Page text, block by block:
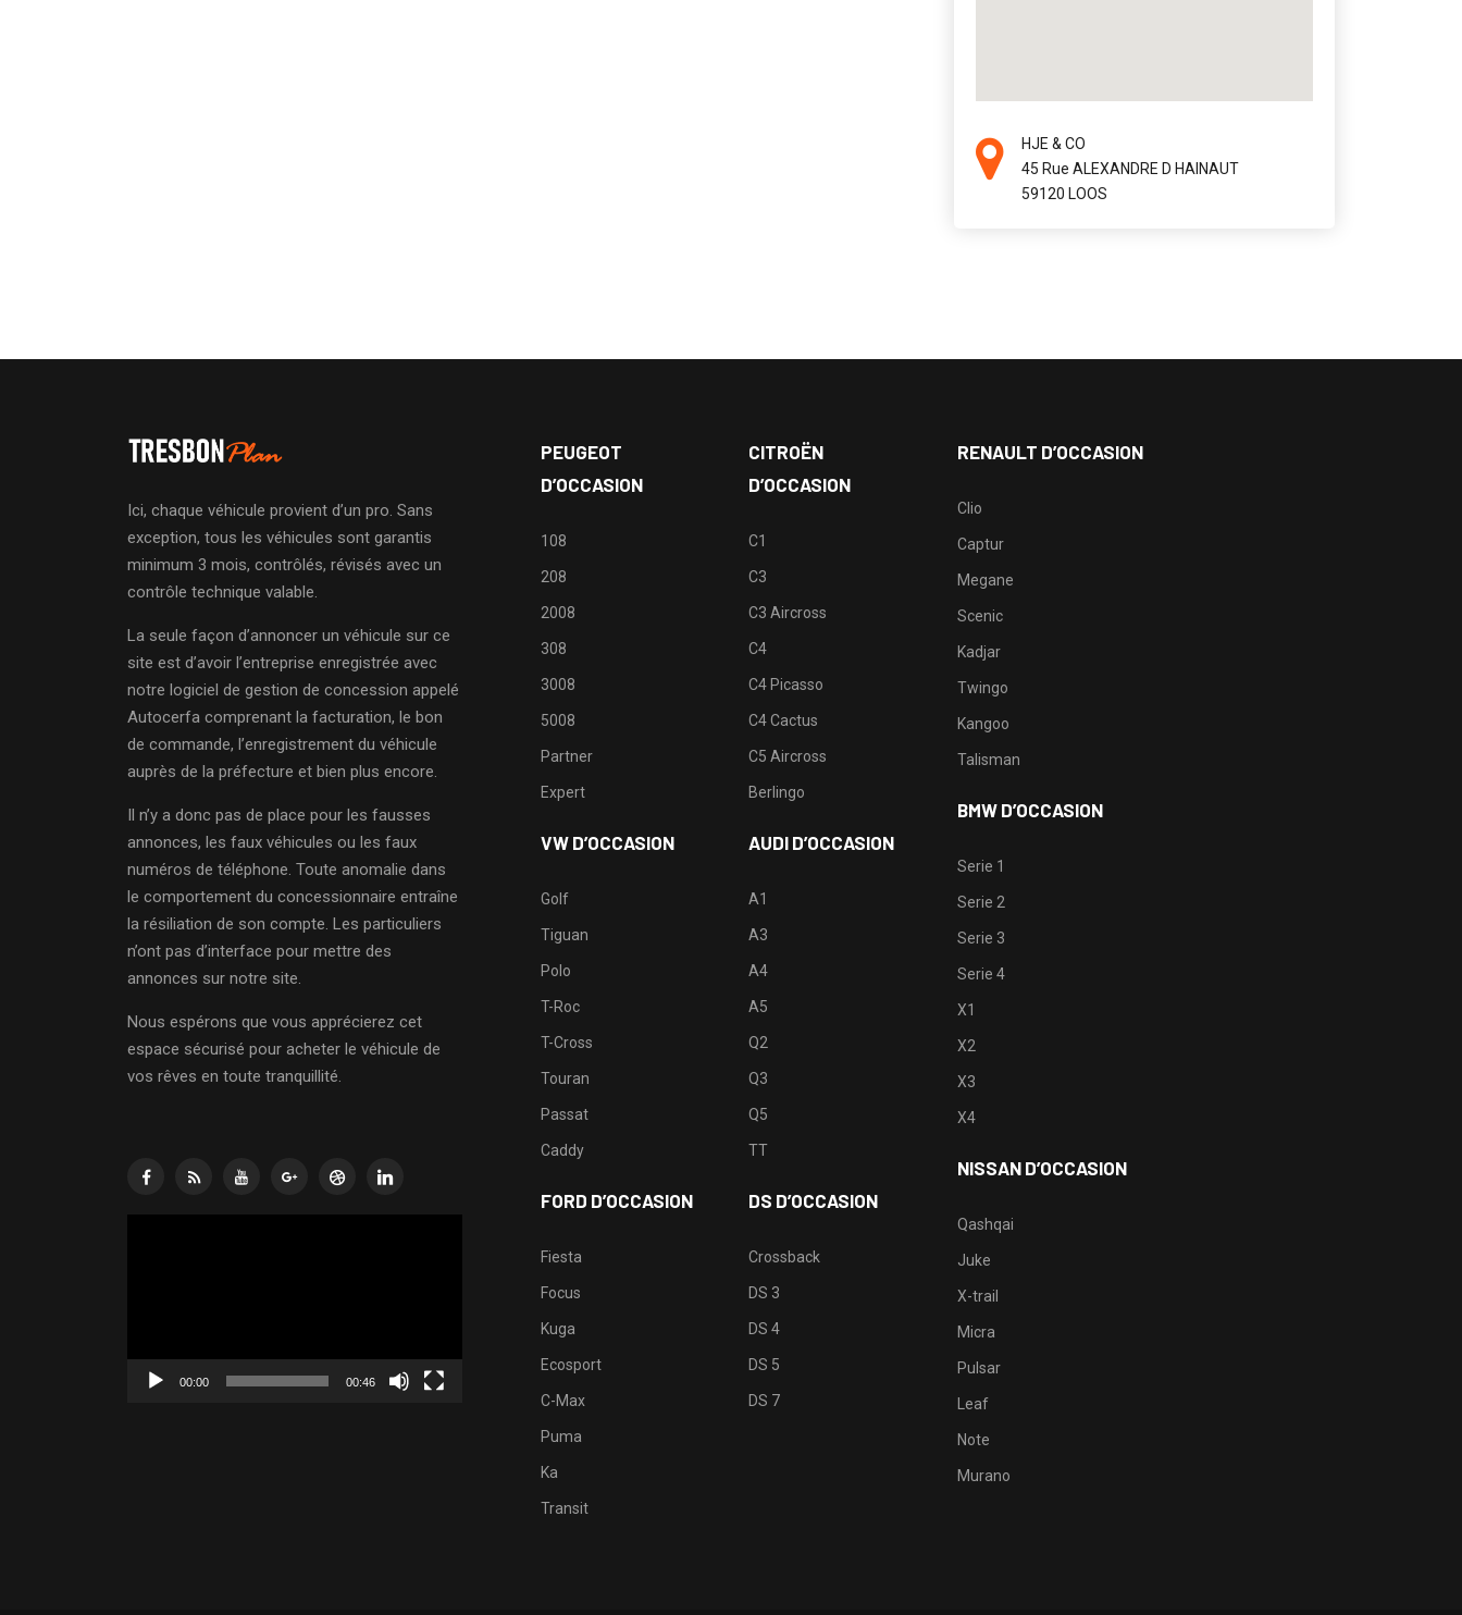
HJE & CO
45 Rue ALEXANDRE D HAINAUT
59120 LOOS
Ici, chaque véhicule provient d’un pro. Sans
exception, tous les véhicules sont garantis
minimum 3 mois, contrôlés, révisés avec un
contrôle technique valable.
La seule façon d’annoncer un véhicule sur ce
site est d’avoir l’entreprise enregistrée avec
notre logiciel de gestion de concession appelé
Autocerfa comprenant la facturation, le bon
de commande, l’enregistrement du véhicule
auprès de la préfecture et bien plus encore.
Il n’y a donc pas de place pour les fausses
annonces, les faux véhicules ou les faux
numéros de téléphone. Toute anomalie dans
le comportement du concessionnaire entraîne
la résiliation de son compte. Les particuliers
n’ont pas d’interface pour mettre des
annonces sur notre site.
Nous espérons que vous apprécierez cet
espace sécurisé pour acheter le véhicule de
vos rêves en toute tranquillité.
00:00 00:46
PEUGEOT
D’OCCASION
108
208
2008
308
3008
5008
Partner
Expert
VW D’OCCASION
Golf
Tiguan
Polo
T-Roc
T-Cross
Touran
Passat
Caddy
FORD D’OCCASION
Fiesta
Focus
Kuga
Ecosport
C-Max
Puma
Ka
Transit
CITROËN
D’OCCASION
C1
C3
C3 Aircross
C4
C4 Picasso
C4 Cactus
C5 Aircross
Berlingo
AUDI D’OCCASION
A1
A3
A4
A5
Q2
Q3
Q5
TT
DS D’OCCASION
Crossback
DS 3
DS 4
DS 5
DS 7
RENAULT D’OCCASION
Clio
Captur
Megane
Scenic
Kadjar
Twingo
Kangoo
Talisman
BMW D’OCCASION
Serie 1
Serie 2
Serie 3
Serie 4
X1
X2
X3
X4
NISSAN D’OCCASION
Qashqai
Juke
X-trail
Micra
Pulsar
Leaf
Note
Murano